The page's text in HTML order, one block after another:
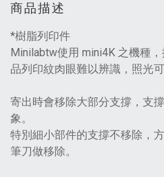
商品描述
*樹脂列印件
Minilabtw使用 mini4K 之機種
品列印紋肉眼難以辨識，照光
寄出時會移除大部分支撐，支
象。
特別細小部件的支撐不移除，
筆刀做移除。